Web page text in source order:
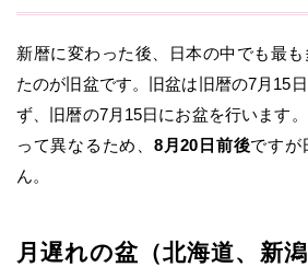
新暦に変わった後、日本の中でも最
たのが旧盆です。旧盆は旧暦の7月15
ず、旧暦の7月15日にお盆を行います
って異なるため、 8月20日前後ですが
ん。
月遅れの盆（北海道、新